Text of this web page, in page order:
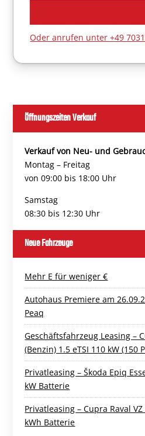
Oder anrufen unter +49
Öffnungszeiten Verkauf
Verkauf von Neu- und
Montag – Freitag
von 09:00 bis 18:00 Uhr
Samstag
08:30 bis 12:30 Uhr
Neue Fahrzeuge
Mehr E für weniger €
Autohaus Premiere am
Peaq
Geschäftsfahrzeug Leasing –
(Benzin) 1.5 eTSI 110 kW (150
Privatleasing – Škoda Epiq
kW Batterie
Privatleasing – Cupra Raval
kWh Batterie